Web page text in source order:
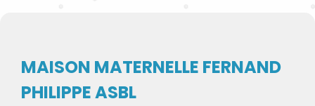
MAISON MATERNELLE FERNAND
PHILIPPE ASBL